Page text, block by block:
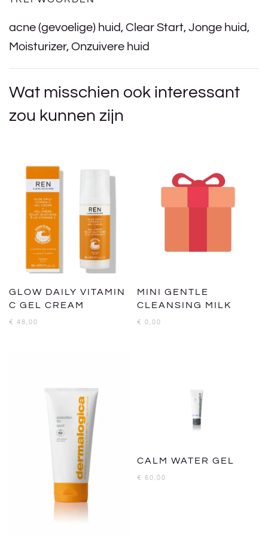
acne (gevoelige) huid, Clear Start, Jonge huid,
Moisturizer, Onzuivere huid
Wat misschien ook interessant
zou kunnen zijn
GLOW DAILY VITAMIN
C GEL CREAM
€ 48,00
MINI GENTLE
CLEANSING MILK
€ 0,00
CALM WATER GEL
€ 60,00